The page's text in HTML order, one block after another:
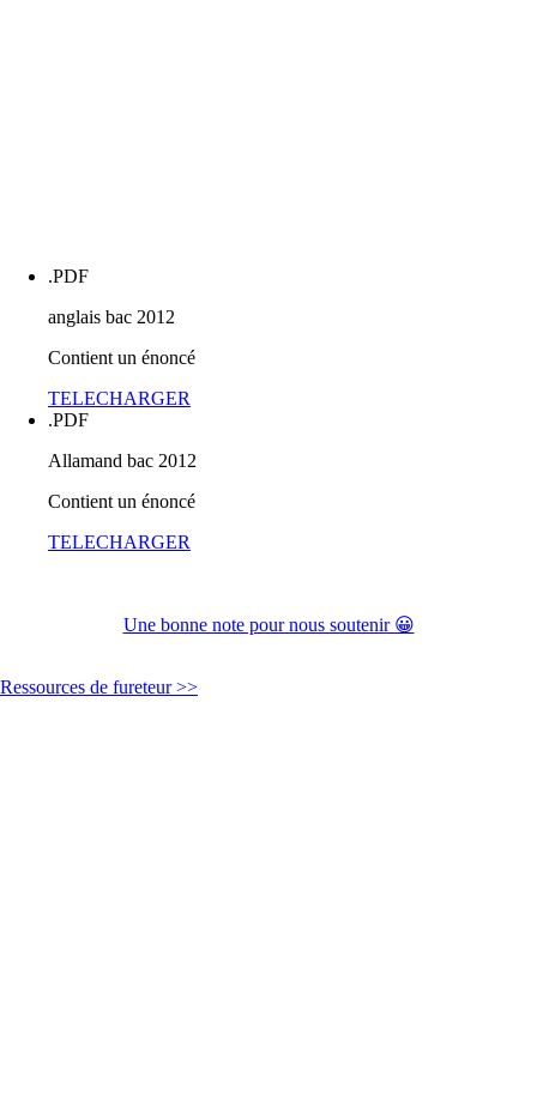
.PDF
anglais bac 2012
Contient un énoncé
TELECHARGER
.PDF
Allamand bac 2012
Contient un énoncé
TELECHARGER
Une bonne note pour nous soutenir 😀
Ressources de fureteur >>